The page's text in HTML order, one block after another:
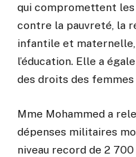
qui compromettent
contre la pauvreté, la
infantile et maternelle,
l’éducation. Elle a
des droits des
Mme Mohammed a
dépenses militaires
niveau record de 2